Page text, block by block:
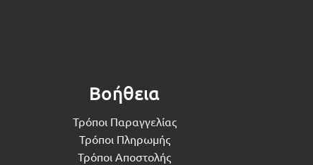
Βοήθεια
Τρόποι Παραγγελίας
Τρόποι Πληρωμής
Τρόποι Αποστολής